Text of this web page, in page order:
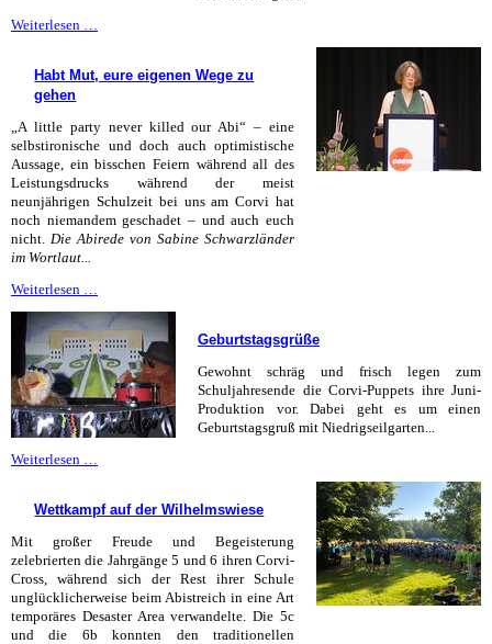
Weiterlesen …
und
Habt Mut, eure eigenen Wege zu
gehen
„A little party never killed our Abi“ – eine
selbstironische und doch auch optimistische
Aussage, ein bisschen Feiern während all des
Leistungsdrucks während der meist
neunjährigen Schulzeit bei uns am Corvi hat
noch niemandem geschadet – und auch euch
nicht. Die Abirede von Sabine Schwarzländer
im Wortlaut...
Weiterlesen …
eure
eigenen
Wege
zu
gehen
Geburtstagsgrüße
Gewohnt schräg und frisch legen zum
Schuljahresende die Corvi-Puppets ihre Juni-
Produktion vor. Dabei geht es um einen
Geburtstagsgruß mit Niedrigseilgarten...
Weiterlesen …
Wettkampf auf der Wilhelmswiese
Mit großer Freude und Begeisterung
zelebrierten die Jahrgänge 5 und 6 ihren Corvi-
Cross, während sich der Rest ihrer Schule
unglücklicherweise beim Abistreich in eine Art
temporäres Desaster Area verwandelte. Die 5c
und die 6b konnten den traditionellen